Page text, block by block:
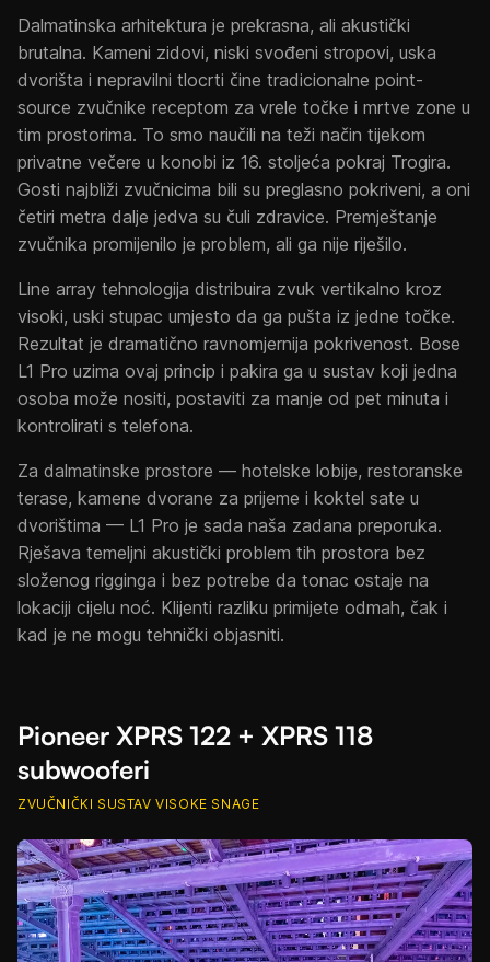
Dalmatinska arhitektura je prekrasna, ali akustički
brutalna. Kameni zidovi, niski svođeni stropovi, uska
dvorišta i nepravilni tlocrti čine tradicionalne point-
source zvučnike receptom za vrele točke i mrtve zone u
tim prostorima. To smo naučili na teži način tijekom
privatne večere u konobi iz 16. stoljeća pokraj Trogira.
Gosti najbliži zvučnicima bili su preglasno pokriveni, a oni
četiri metra dalje jedva su čuli zdravice. Premještanje
zvučnika promijenilo je problem, ali ga nije riješilo.
Line array tehnologija distribuira zvuk vertikalno kroz
visoki, uski stupac umjesto da ga pušta iz jedne točke.
Rezultat je dramatično ravnomjernija pokrivenost. Bose
L1 Pro uzima ovaj princip i pakira ga u sustav koji jedna
osoba može nositi, postaviti za manje od pet minuta i
kontrolirati s telefona.
Za dalmatinske prostore — hotelske lobije, restoranske
terase, kamene dvorane za prijeme i koktel sate u
dvorištima — L1 Pro je sada naša zadana preporuka.
Rješava temeljni akustički problem tih prostora bez
složenog rigginga i bez potrebe da tonac ostaje na
lokaciji cijelu noć. Klijenti razliku primijete odmah, čak i
kad je ne mogu tehnički objasniti.
Pioneer XPRS 122 + XPRS 118
subwooferi
ZVUČNIČKI SUSTAV VISOKE SNAGE